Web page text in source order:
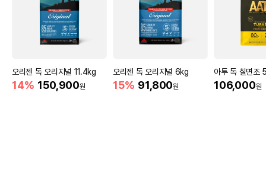
오리젠 독 오리지널 11.4kg
14% 150,900원
오리젠 독 오리지널 6kg
15% 91,800원
아투 독 칠면조
106,000원